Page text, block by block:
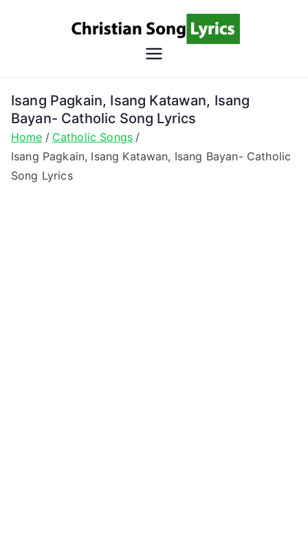
Song
Lyrics
Christian Lyrics Online!
Isang Pagkain, Isang Katawan, Isang
Bayan- Catholic Song Lyrics
Home
Catholic Songs
Isang Pagkain, Isang Katawan, Isang Bayan- Catholic
Song Lyrics